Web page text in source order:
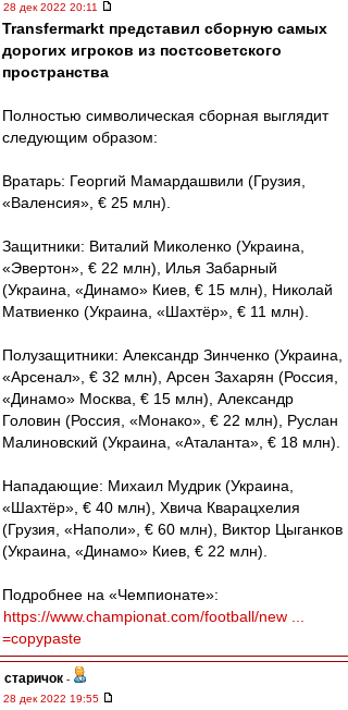
28 дек 2022 20:11
Transfermarkt представил сборную самых
дорогих игроков из постсоветского
пространства
Полностью символическая сборная выглядит
следующим образом:
Вратарь: Георгий Мамардашвили (Грузия,
«Валенсия», € 25 млн).
Защитники: Виталий Миколенко (Украина,
«Эвертон», € 22 млн), Илья Забарный
(Украина, «Динамо» Киев, € 15 млн), Николай
Матвиенко (Украина, «Шахтёр», € 11 млн).
Полузащитники: Александр Зинченко (Украина,
«Арсенал», € 32 млн), Арсен Захарян (Россия,
«Динамо» Москва, € 15 млн), Александр
Головин (Россия, «Монако», € 22 млн), Руслан
Малиновский (Украина, «Аталанта», € 18 млн).
Нападающие: Михаил Мудрик (Украина,
«Шахтёр», € 40 млн), Хвича Кварацхелия
(Грузия, «Наполи», € 60 млн), Виктор Цыганков
(Украина, «Динамо» Киев, € 22 млн).
Подробнее на «Чемпионате»:
https://www.championat.com/football/new ...
=copypaste
старичок -
28 дек 2022 19:55